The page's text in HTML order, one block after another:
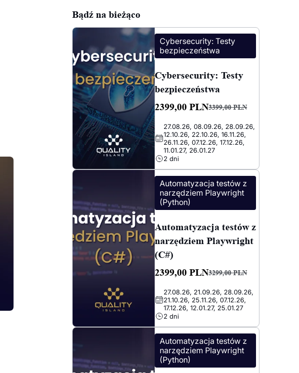
Bądź na bieżąco
Cybersecurity: Testy
bezpieczeństwa
Cybersecurity: Testy
bezpieczeństwa
3399,00PLN
Pierwotna
cena
wynosiła:
3399,00 PLN.
2399,00 PLN
Aktualna
cena
wynosi:
2399,00 PLN.
27.08.26, 08.09.26, 28.09.26,
12.10.26, 22.10.26, 16.11.26,
26.11.26, 07.12.26, 17.12.26,
11.01.27, 26.01.27
2 dni
Automatyzacja testów z
narzędziem Playwright
(Python)
Automatyzacja testów z
narzędziem Playwright
(C#)
3299,00PLN
cena
wynosiła:
3299,00 PLN.
2399,00 PLN
cena
wynosi:
2399,00 PLN.
27.08.26, 21.09.26, 28.09.26,
21.10.26, 25.11.26, 07.12.26,
17.12.26, 12.01.27, 25.01.27
2 dni
Automatyzacja testów z
narzędziem Playwright
(Python)